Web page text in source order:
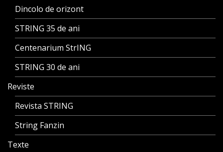
Dincolo de orizont
STRING 35 de ani
Centenarium StrING
STRING 30 de ani
Reviste
Revista STRING
String Fanzin
Texte